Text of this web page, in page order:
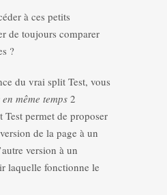
à ces petits
de toujours comparer
?
du vrai split Test, vous
en même temps 2
permet de proposer
de la page à un
version à un
laquelle fonctionne le